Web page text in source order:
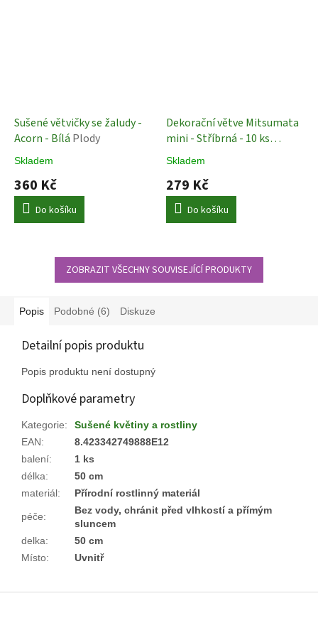
Sušené větvičky se žaludy -
Acorn - Bílá Plody
Skladem
360 Kč
Do košíku
Dekorační větve Mitsumata
mini - Stříbrná - 10 ks
Sušené Rostliny
Skladem
279 Kč
Do košíku
ZOBRAZIT VŠECHNY SOUVISEJÍCÍ PRODUKTY
Popis Podobné (6) Diskuze
Detailní popis produktu
Popis produktu není dostupný
Doplňkové parametry
Kategorie:
Sušené květiny a rostliny
EAN:
8.423342749888E12
balení:
1 ks
délka:
50 cm
materiál: Přírodní rostlinný materiál
péče:
Bez vody, chránit před vlhkostí a přímým
sluncem
delka:
50 cm
Místo: Uvnitř
Z